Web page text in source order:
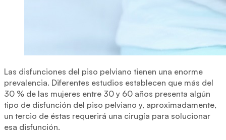
Las disfunciones del piso pelviano tienen una enorme
prevalencia. Diferentes estudios establecen que más del
30 % de las mujeres entre 30 y 60 años presenta algún
tipo de disfunción del piso pelviano y, aproximadamente,
un tercio de éstas requerirá una cirugía para solucionar
esa disfunción.